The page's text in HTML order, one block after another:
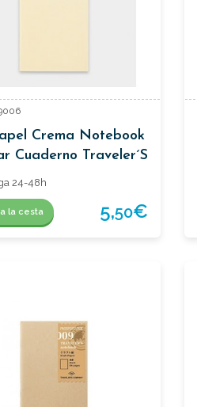
Crema Notebook
Cuaderno Traveler´s
24-48h
la cesta 5,50€